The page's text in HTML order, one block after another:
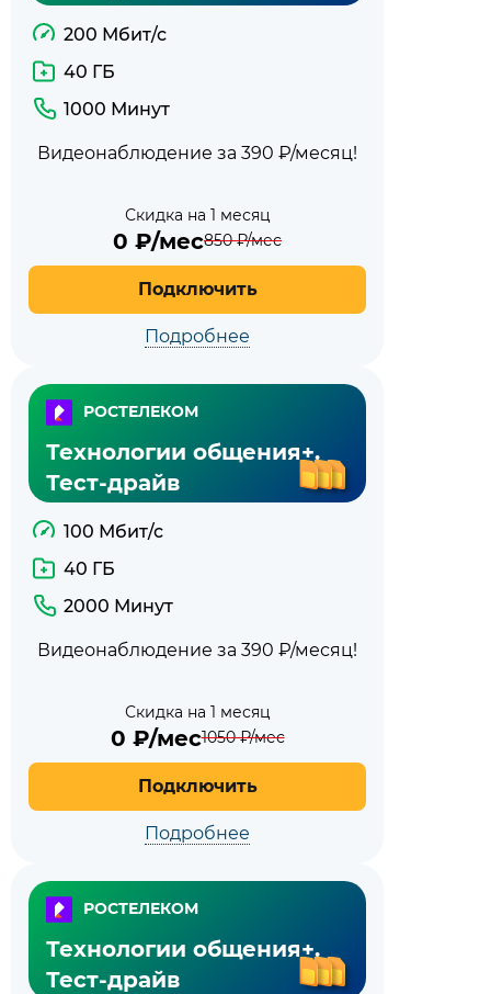
200 Мбит/с
40 ГБ
1000 Минут
Видеонаблюдение за 390 ₽/месяц!
Скидка на 1 месяц
0 ₽/мес850₽/мес
Подключить
Подробнее
РОСТЕЛЕКОМ
Технологии общения+.
Тест-драйв
100 Мбит/с
40 ГБ
2000 Минут
Видеонаблюдение за 390 ₽/месяц!
Скидка на 1 месяц
0 ₽/мес1050₽/мес
Подключить
Подробнее
РОСТЕЛЕКОМ
Технологии общения+.
Тест-драйв